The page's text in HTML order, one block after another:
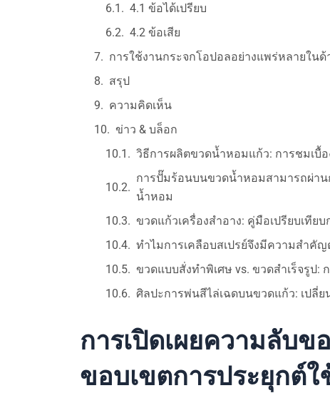
4.1 ข้อได้เปรียบ
4.2 ข้อเสีย
การใช้งานกระจกโอปอลอย่างแพร่หลายใน
สรุป
ความคิดเห็น
ข่าว & บล็อก
วิธีการผลิตขวดน้ำหอมแก้ว: การชมเบื้
การปั๊มร้อนบนขวดน้ำหอมสามารถผ่า
น้ำหอม
ขวดแก้วเครื่องสำอาง: คู่มือเปรียบเที
ทำไมการเคลือบสเปรย์จึงมีความสำ
ขวดแบบสั่งทำพิเศษ vs. ขวดสำเร็จรู
ศิลปะการพ่นสีไล่เฉดบนขวดแก้ว: เปลี่
การเปิดเผยความลับ
ขอบเขตการประยุกต์